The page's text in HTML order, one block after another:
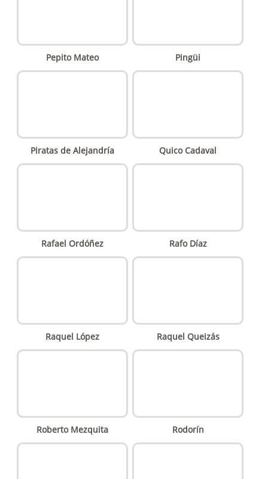
Pepito Mateo Pingüi
Piratas de Alejandría Quico Cadaval
Rafael Ordóñez Rafo Díaz
Raquel López Raquel Queizás
Roberto Mezquita Rodorín